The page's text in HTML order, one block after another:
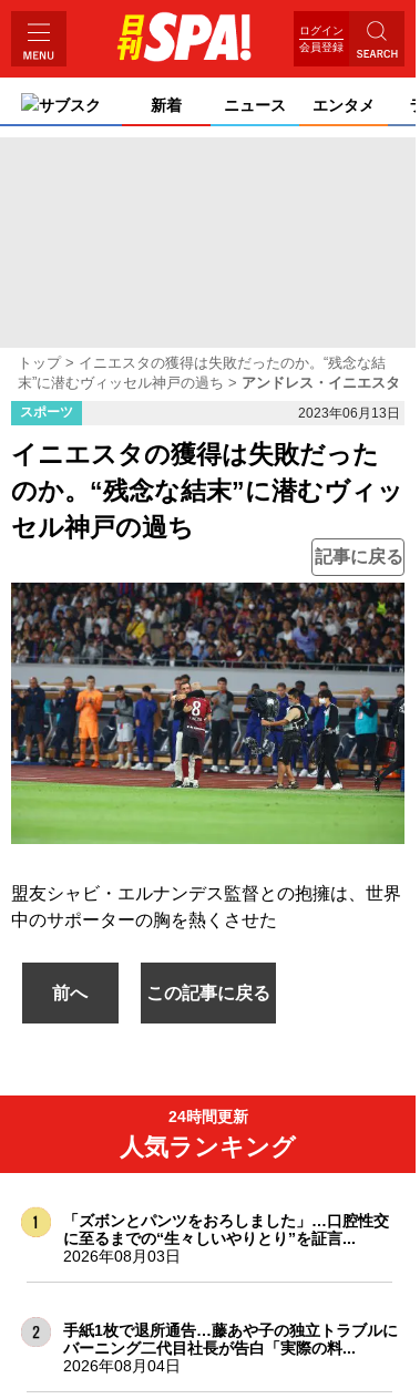
ログイン
会員登録
サブスク 新着 ニュース エンタメ
トップ
イニエスタの獲得は失敗だったのか。“残念な結
末”に潜むヴィッセル神戸の過ち
アンドレス・イニエスタ
スポーツ 2023年06月13日
イニエスタの獲得は失敗だった
のか。“残念な結末”に潜むヴィッ
セル神戸の過ち
記事に戻る
盟友シャビ・エルナンデス監督との抱擁は、世界
中のサポーターの胸を熱くさせた
前へ この記事に戻る
24時間更新
人気ランキング
「ズボンとパンツをおろしました」…口腔性交
に至るまでの“生々しいやりとり”を証言...
2026年08月03日
手紙1枚で退所通告…藤あや子の独立トラブルに
バーニング二代目社長が告白「実際の料...
2026年08月04日